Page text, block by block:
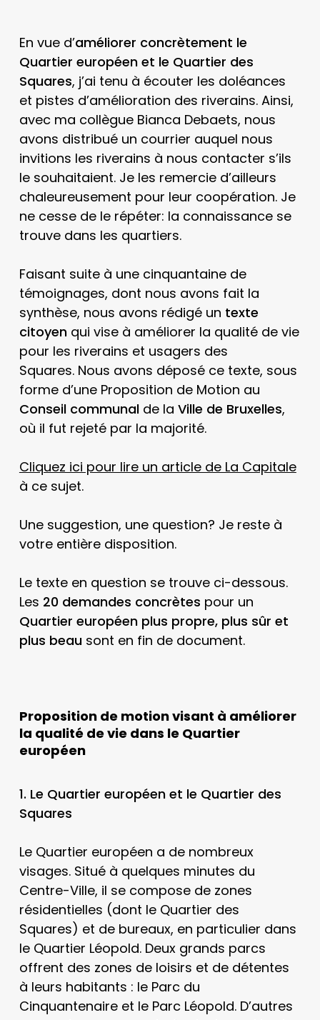
En vue d’améliorer concrètement le
Quartier européen et le Quartier des
Squares, j’ai tenu à écouter les doléances
et pistes d’amélioration des riverains. Ainsi,
avec ma collègue Bianca Debaets, nous
avons distribué un courrier auquel nous
invitions les riverains à nous contacter s’ils
le souhaitaient. Je les remercie d’ailleurs
chaleureusement pour leur coopération. Je
ne cesse de le répéter: la connaissance se
trouve dans les quartiers.
Faisant suite à une cinquantaine de
témoignages, dont nous avons fait la
synthèse, nous avons rédigé un texte
citoyenqui vise à améliorer la qualité de vie
pour les riverains et usagers des
Squares. Nous avons déposé ce texte, sous
forme d’une Proposition de Motion au
Conseil communalde la Ville de Bruxelles,
où il fut rejeté par la majorité.
Cliquez ici pour lire un article de La Capitale
à ce sujet.
Une suggestion, une question? Je reste à
votre entière disposition.
Le texte en question se trouve ci-dessous.
Les 20 demandes concrètes pour un
Quartier européen plus propre, plus sûr et
plus beausont en fin de document.
Proposition de motion visant à améliorer
la qualité de vie dans le Quartier
européen
1. Le Quartier européen et le Quartier des
Squares
Le Quartier européen a de nombreux
visages. Situé à quelques minutes du
Centre-Ville, il se compose de zones
résidentielles (dont le Quartier des
Squares) et de bureaux, en particulier dans
le Quartier Léopold. Deux grands parcs
offrent des zones de loisirs et de détentes
à leurs habitants : le Parc du
Cinquantenaire et le Parc Léopold. D’autres